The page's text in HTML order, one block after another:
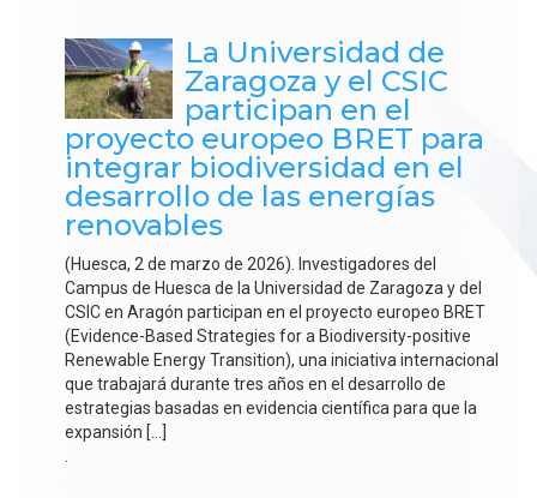
La Universidad de
Zaragoza y el CSIC
participan en el
proyecto europeo BRET para
integrar biodiversidad en el
desarrollo de las energías
renovables
(Huesca, 2 de marzo de 2026). Investigadores del
Campus de Huesca de la Universidad de Zaragoza y del
CSIC en Aragón participan en el proyecto europeo BRET
(Evidence-Based Strategies for a Biodiversity-positive
Renewable Energy Transition), una iniciativa internacional
que trabajará durante tres años en el desarrollo de
estrategias basadas en evidencia científica para que la
expansión […]